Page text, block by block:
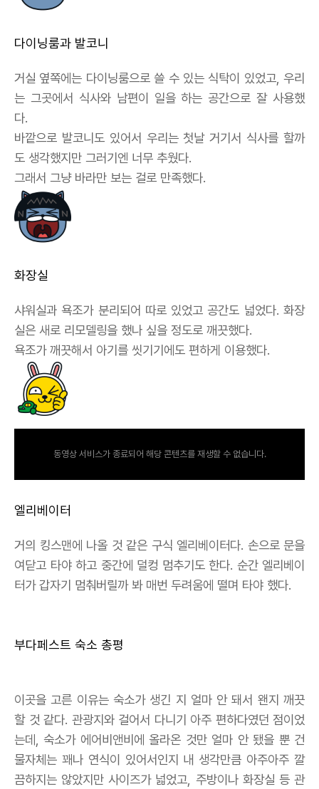
다이닝룸과 발코니
거실 옆쪽에는 다이닝룸으로 쓸 수 있는 식탁이 있었고, 우리
는 그곳에서 식사와 남편이 일을 하는 공간으로 잘 사용했
다.
바깥으로 발코니도 있어서 우리는 첫날 거기서 식사를 할까
도 생각했지만 그러기엔 너무 추웠다.
그래서 그냥 바라만 보는 걸로 만족했다.
화장실
샤워실과 욕조가 분리되어 따로 있었고 공간도 넓었다. 화장
실은 새로 리모델링을 했나 싶을 정도로 깨끗했다.
욕조가 깨끗해서 아기를 씻기기에도 편하게 이용했다.
동영상 서비스가 종료되어 해당 콘텐츠를 재생할 수 없습니다.
엘리베이터
거의 킹스맨에 나올 것 같은 구식 엘리베이터다. 손으로 문을
여닫고 타야 하고 중간에 덜컹 멈추기도 한다. 순간 엘리베이
터가 갑자기 멈춰버릴까 봐 매번 두려움에 떨며 타야 했다.
부다페스트 숙소 총평
이곳을 고른 이유는 숙소가 생긴 지 얼마 안 돼서 왠지 깨끗
할 것 같다. 관광지와 걸어서 다니기 아주 편하다였던 점이었
는데, 숙소가 에어비앤비에 올라온 것만 얼마 안 됐을 뿐 건
물자체는 꽤나 연식이 있어서인지 내 생각만큼 아주아주 깔
끔하지는 않았지만 사이즈가 넓었고, 주방이나 화장실 등 관